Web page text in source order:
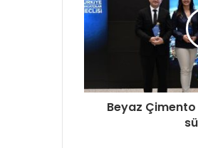
Beyaz